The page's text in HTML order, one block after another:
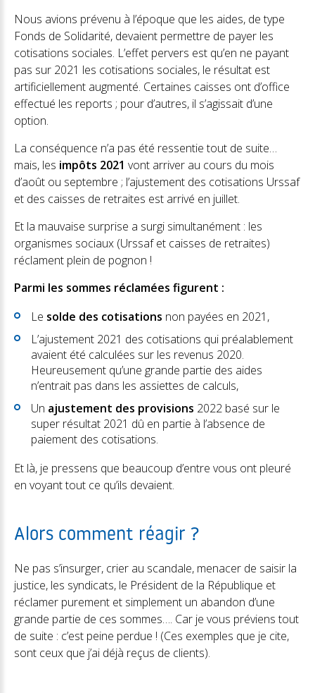
Nous avions prévenu à l’époque que les aides, de type
Fonds de Solidarité, devaient permettre de payer les
cotisations sociales. L’effet pervers est qu’en ne payant
pas sur 2021 les cotisations sociales, le résultat est
artificiellement augmenté. Certaines caisses ont d’office
effectué les reports ; pour d’autres, il s’agissait d’une
option.
La conséquence n’a pas été ressentie tout de suite…
mais, les impôts 2021 vont arriver au cours du mois
d’août ou septembre ; l’ajustement des cotisations Urssaf
et des caisses de retraites est arrivé en juillet.
Et la mauvaise surprise a surgi simultanément : les
organismes sociaux (Urssaf et caisses de retraites)
réclament plein de pognon !
Parmi les sommes réclamées figurent :
Le solde des cotisations non payées en 2021,
L’ajustement 2021 des cotisations qui préalablement
avaient été calculées sur les revenus 2020.
Heureusement qu’une grande partie des aides
n’entrait pas dans les assiettes de calculs,
Un ajustement des provisions 2022 basé sur le
super résultat 2021 dû en partie à l’absence de
paiement des cotisations.
Et là, je pressens que beaucoup d’entre vous ont pleuré
en voyant tout ce qu’ils devaient.
Alors comment réagir ?
Ne pas s’insurger, crier au scandale, menacer de saisir la
justice, les syndicats, le Président de la République et
réclamer purement et simplement un abandon d’une
grande partie de ces sommes…. Car je vous préviens tout
de suite : c’est peine perdue ! (Ces exemples que je cite,
sont ceux que j’ai déjà reçus de clients).